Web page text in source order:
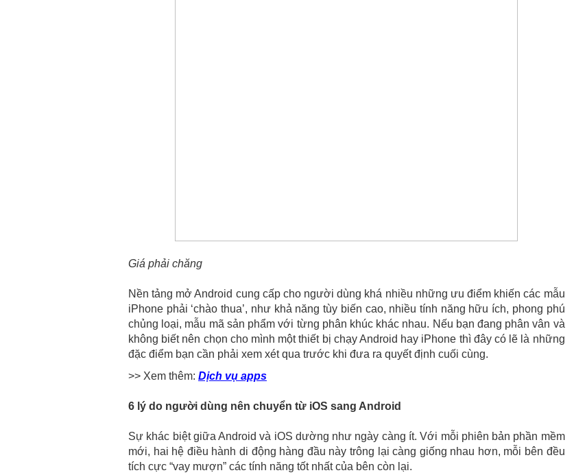
Giá phải chăng
Nền tảng mở Android cung cấp cho người dùng khá nhiều những ưu điểm khiến các mẫu
iPhone phải ‘chào thua’, như khả năng tùy biến cao, nhiều tính năng hữu ích, phong phú
chủng loại, mẫu mã sản phẩm với từng phân khúc khác nhau. Nếu bạn đang phân vân và
không biết nên chọn cho mình một thiết bị chạy Android hay iPhone thì đây có lẽ là những
đặc điểm bạn cần phải xem xét qua trước khi đưa ra quyết định cuối cùng.
>> Xem thêm: Dịch vụ apps
6 lý do người dùng nên chuyển từ iOS sang Android
Sự khác biệt giữa Android và iOS dường như ngày càng ít. Với mỗi phiên bản phần mềm
mới, hai hệ điều hành di động hàng đầu này trông lại càng giống nhau hơn, mỗi bên đều
tích cực “vay mượn” các tính năng tốt nhất của bên còn lại.